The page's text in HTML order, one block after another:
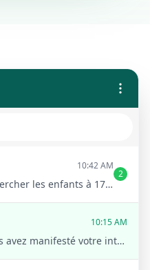
10:42 AM
N'oublie pas d'aller chercher les enfants à 17h !
2
10:15 AM
J'ai remarqué que vous avez manifesté votre intérêt pour nos solutions logistiques sur notre site.